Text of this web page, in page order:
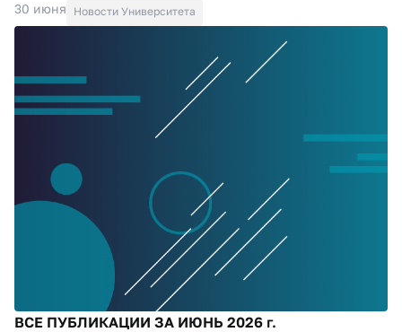
30 июня Новости Университета
ВСЕ ПУБЛИКАЦИИ ЗА ИЮНЬ 2026 г.